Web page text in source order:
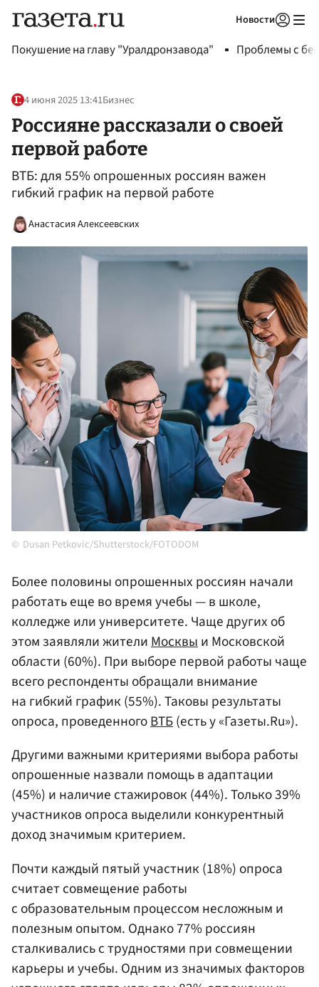
Новости
Покушение на главу "Уралдронзавода" Проблемы с
4 июня 2025 13:41Бизнес
Россияне рассказали о своей
первой работе
ВТБ: для 55% опрошенных россиян важен
гибкий график на первой работе
Анастасия Алексеевских
Dusan Petkovic/Shutterstock/FOTODOM
Более половины опрошенных россиян начали
работать еще во время учебы — в школе,
колледже или университете. Чаще других об
этом заявляли жителиМосквыи Московской
области (60%). При выборе первой работы чаще
всего респонденты обращали внимание
на гибкий график (55%). Таковы результаты
опроса, проведенногоВТБ(есть у «Газеты.Ru»).
Другими важными критериями выбора работы
опрошенные назвали помощь в адаптации
(45%) и наличие стажировок (44%). Только 39%
участников опроса выделили конкурентный
доход значимым критерием.
Почти каждый пятый участник (18%) опроса
считает совмещение работы
с образовательным процессом несложным и
полезным опытом. Однако 77% россиян
сталкивались с трудностями при совмещении
карьеры и учебы. Одним из значимых факторов